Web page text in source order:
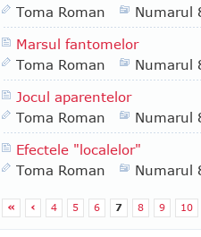
Toma Roman
Numarul
Marsul fantomelor
Toma Roman
Numarul
Jocul aparentelor
Toma Roman
Numarul
Efectele "localelor"
Toma Roman
Numarul
« ‹ 4 5 6 7 8 9 10